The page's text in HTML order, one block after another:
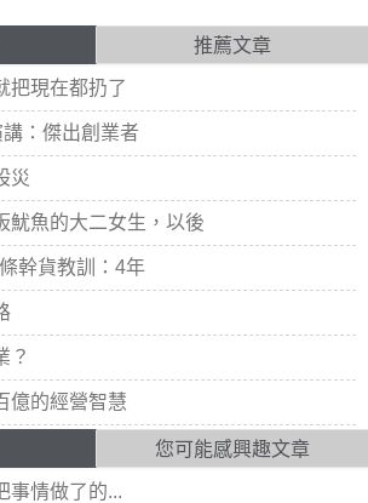
推薦文章
把現在都扔了
：傑出創業者
災
魷魚的大二女生，以後
幹貨教訓：4年
？
億的經營智慧
您可能感興趣文章
事情做了的...